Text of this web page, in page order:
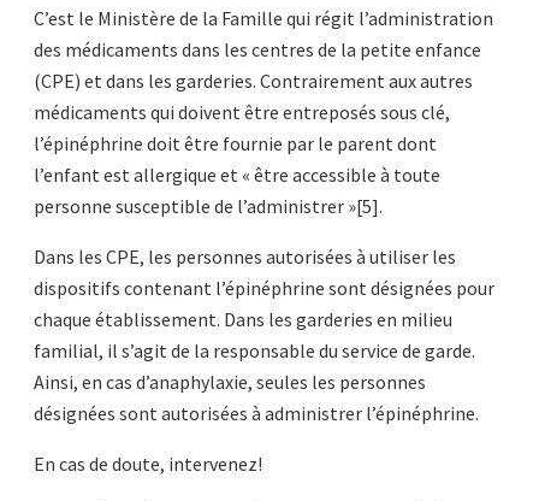
C’est le Ministère de la Famille qui régit l’administration
des médicaments dans les centres de la petite enfance
(CPE) et dans les garderies. Contrairement aux autres
médicaments qui doivent être entreposés sous clé,
l’épinéphrine doit être fournie par le parent dont
l’enfant est allergique et « être accessible à toute
personne susceptible de l’administrer »[5].
Dans les CPE, les personnes autorisées à utiliser les
dispositifs contenant l’épinéphrine sont désignées pour
chaque établissement. Dans les garderies en milieu
familial, il s’agit de la responsable du service de garde.
Ainsi, en cas d’anaphylaxie, seules les personnes
désignées sont autorisées à administrer l’épinéphrine.
En cas de doute, intervenez!